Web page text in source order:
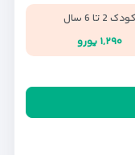
کودک 2 تا 6 سال
۱,۲۹۰ یورو